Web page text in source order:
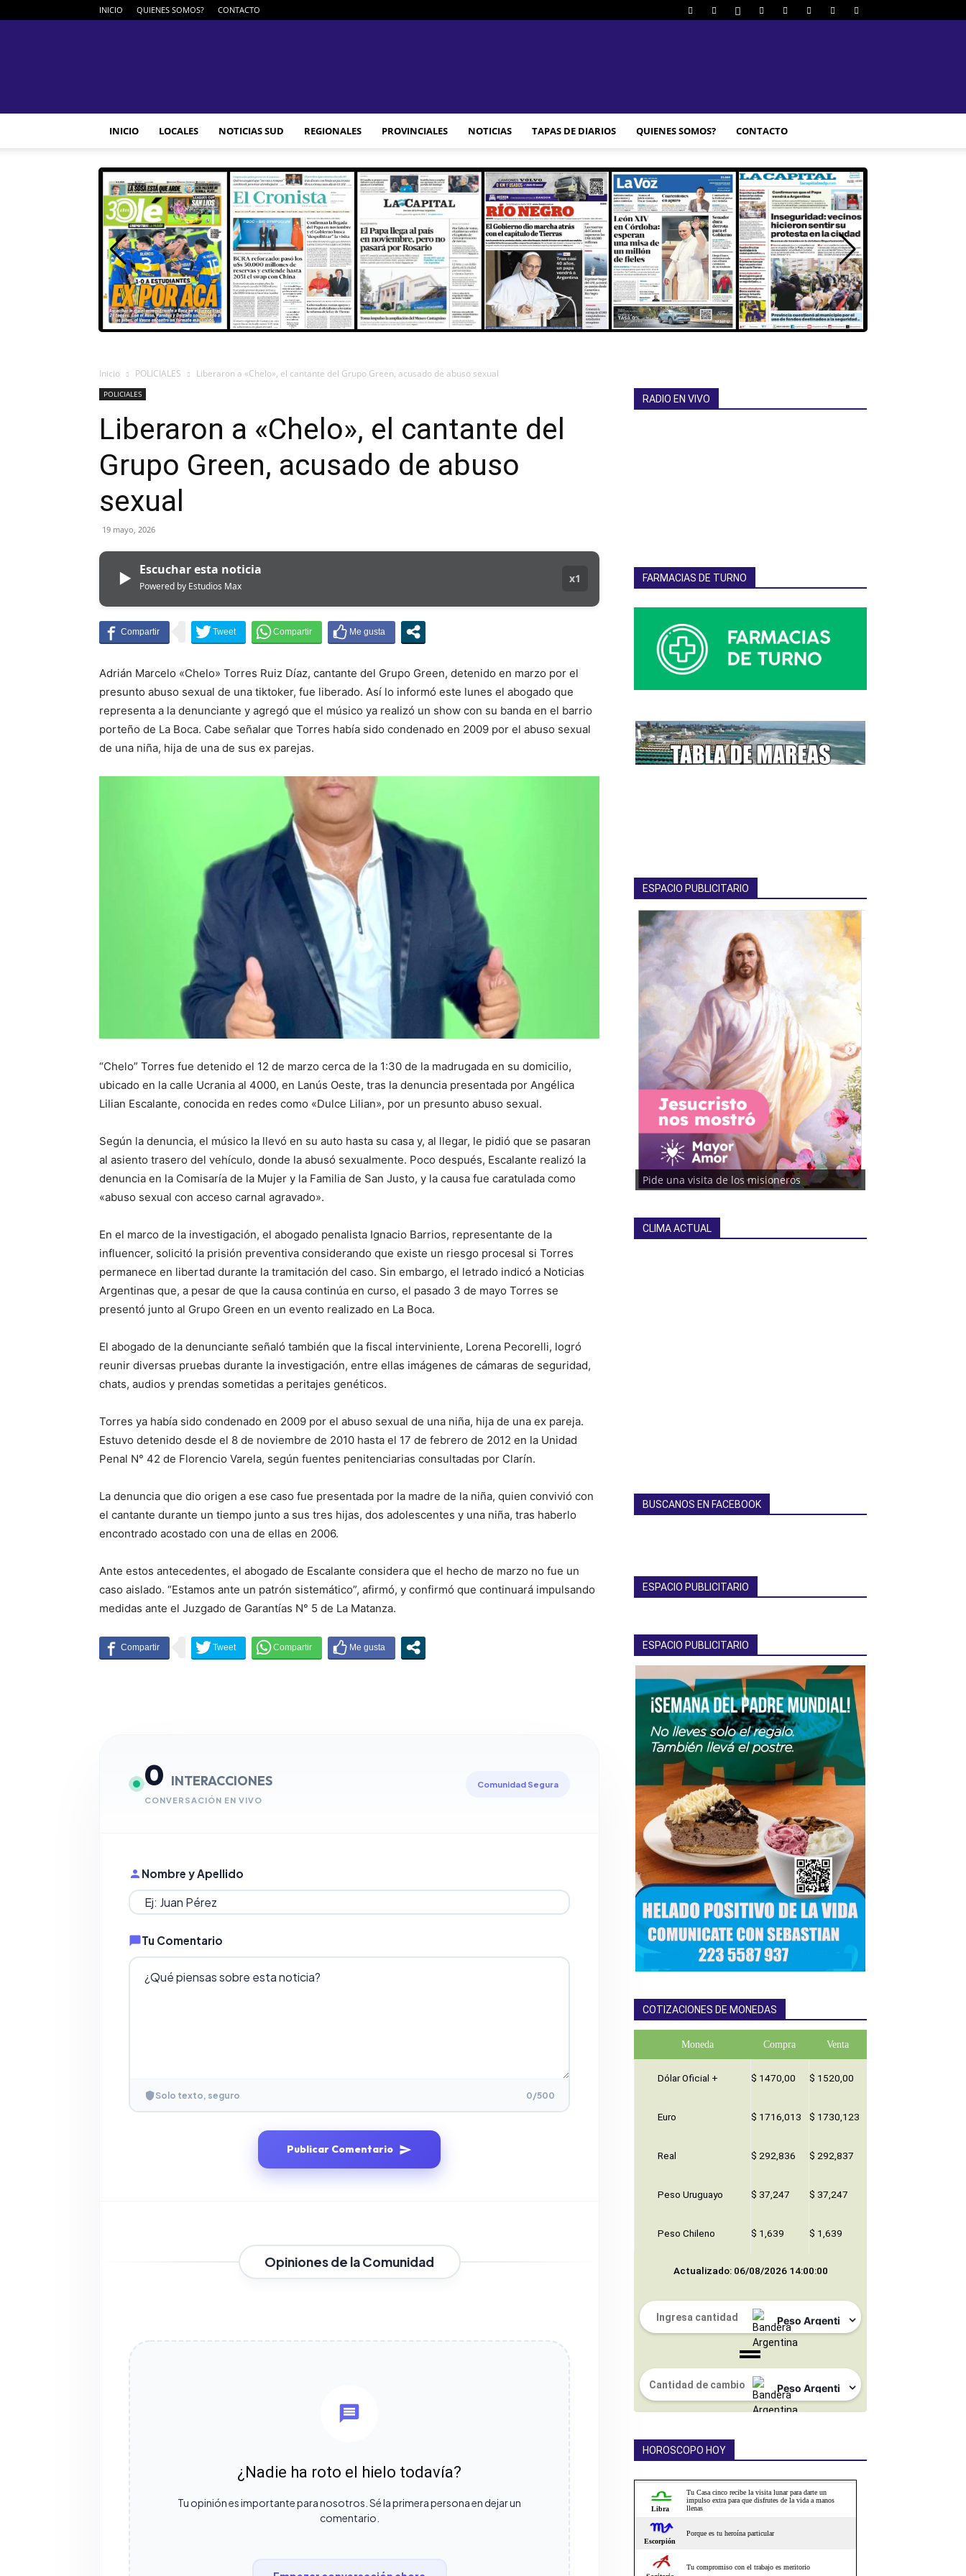
INICIO QUIENES SOMOS? CONTACTO
JAM
WEB
INICIO LOCALES NOTICIAS SUD REGIONALES PROVINCIALES NOTICIAS TAPAS DE DIARIOS QUIENES SOMOS? CONTACTO
Inicio POLICIALES Liberaron a «Chelo», el cantante del Grupo Green, acusado de abuso sexual
POLICIALES
Liberaron a «Chelo», el cantante del
Grupo Green, acusado de abuso
sexual
19 mayo, 2026
▶ Escuchar esta noticia
Powered by Estudios Max
x1
Adrián Marcelo «Chelo» Torres Ruiz Díaz, cantante del Grupo Green, detenido en marzo por el
presunto abuso sexual de una tiktoker, fue liberado. Así lo informó este lunes el abogado que
representa a la denunciante y agregó que el músico ya realizó un show con su banda en el barrio
porteño de La Boca. Cabe señalar que Torres había sido condenado en 2009 por el abuso sexual
de una niña, hija de una de sus ex parejas.
“Chelo” Torres fue detenido el 12 de marzo cerca de la 1:30 de la madrugada en su domicilio,
ubicado en la calle Ucrania al 4000, en Lanús Oeste, tras la denuncia presentada por Angélica
Lilian Escalante, conocida en redes como «Dulce Lilian», por un presunto abuso sexual.
Según la denuncia, el músico la llevó en su auto hasta su casa y, al llegar, le pidió que se pasaran
al asiento trasero del vehículo, donde la abusó sexualmente. Poco después, Escalante realizó la
denuncia en la Comisaría de la Mujer y la Familia de San Justo, y la causa fue caratulada como
«abuso sexual con acceso carnal agravado».
En el marco de la investigación, el abogado penalista Ignacio Barrios, representante de la
influencer, solicitó la prisión preventiva considerando que existe un riesgo procesal si Torres
permanece en libertad durante la tramitación del caso. Sin embargo, el letrado indicó a Noticias
Argentinas que, a pesar de que la causa continúa en curso, el pasado 3 de mayo Torres se
presentó junto al Grupo Green en un evento realizado en La Boca.
El abogado de la denunciante señaló también que la fiscal interviniente, Lorena Pecorelli, logró
reunir diversas pruebas durante la investigación, entre ellas imágenes de cámaras de seguridad,
chats, audios y prendas sometidas a peritajes genéticos.
Torres ya había sido condenado en 2009 por el abuso sexual de una niña, hija de una ex pareja.
Estuvo detenido desde el 8 de noviembre de 2010 hasta el 17 de febrero de 2012 en la Unidad
Penal N° 42 de Florencio Varela, según fuentes penitenciarias consultadas por Clarín.
La denuncia que dio origen a ese caso fue presentada por la madre de la niña, quien convivió con
el cantante durante un tiempo junto a sus tres hijas, dos adolescentes y una niña, tras haberlo
encontrado acostado con una de ellas en 2006.
Ante estos antecedentes, el abogado de Escalante considera que el hecho de marzo no fue un
caso aislado. “Estamos ante un patrón sistemático”, afirmó, y confirmó que continuará impulsando
medidas ante el Juzgado de Garantías N° 5 de La Matanza.
0 INTERACCIONES
CONVERSACIÓN EN VIVO
Comunidad Segura
Nombre y Apellido
Tu Comentario
Solo texto, seguro 0/500
Publicar Comentario
Opiniones de la Comunidad
¿Nadie ha roto el hielo todavía?
Tu opinión es importante para nosotros. Sé la primera persona en dejar un
comentario.
RADIO EN VIVO
FARMACIAS DE TURNO
ESPACIO PUBLICITARIO
Pide una visita de los misioneros
CLIMA ACTUAL
BUSCANOS EN FACEBOOK
ESPACIO PUBLICITARIO
ESPACIO PUBLICITARIO
COTIZACIONES DE MONEDAS
Moneda Compra Venta
Dólar Oficial + $ 1470,00 $ 1520,00
Euro $ 1716,013 $ 1730,123
Real $ 292,836 $ 292,837
Peso Uruguayo $ 37,247 $ 37,247
Peso Chileno $ 1,639 $ 1,639
Actualizado: 06/08/2026 14:00:00
HOROSCOPO HOY